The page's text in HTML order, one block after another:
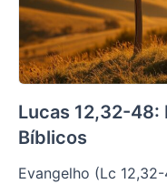
Lucas 12,32-48:
Bíblicos
Evangelho (Lc